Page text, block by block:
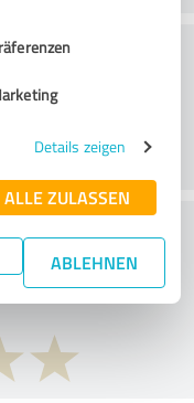
Details zeigen
ALLE ZULASSEN
ABLEHNEN
price to